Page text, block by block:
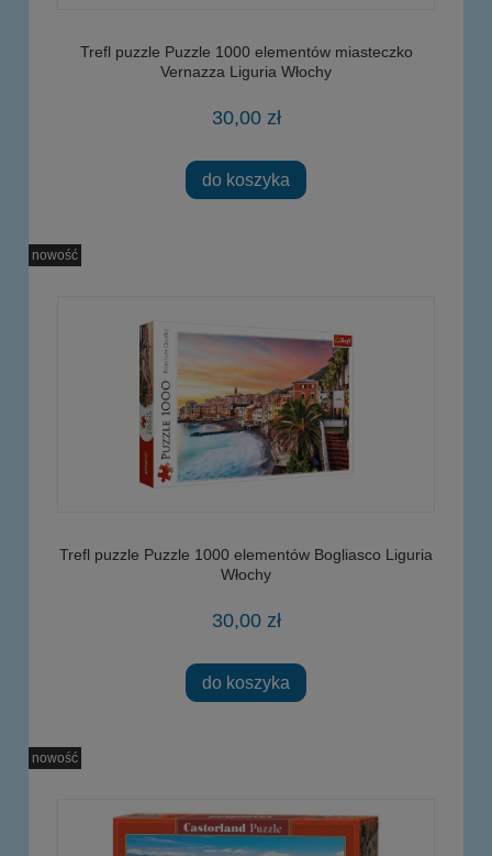
Trefl puzzle Puzzle 1000 elementów miasteczko
Vernazza Liguria Włochy
30,00 zł
do koszyka
Trefl puzzle Puzzle 1000 elementów Bogliasco Liguria
Włochy
30,00 zł
do koszyka
nowość
nowość